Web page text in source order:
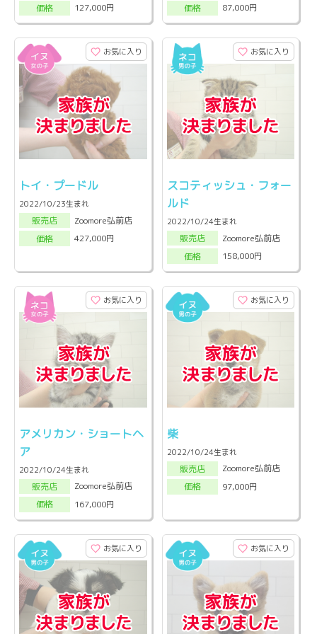
価格 127,000円 価格 87,000円
お気に入り
トイ・プードル
2022/10/23生まれ
販売店
Zoomore弘前店
価格
427,000円
お気に入り
スコティッシュ・フォー
ルド
2022/10/24生まれ
販売店
Zoomore弘前店
価格
158,000円
お気に入り
アメリカン・ショートヘ
ア
2022/10/24生まれ
販売店
Zoomore弘前店
価格
167,000円
お気に入り
柴
2022/10/24生まれ
販売店
Zoomore弘前店
価格
97,000円
お気に入り お気に入り